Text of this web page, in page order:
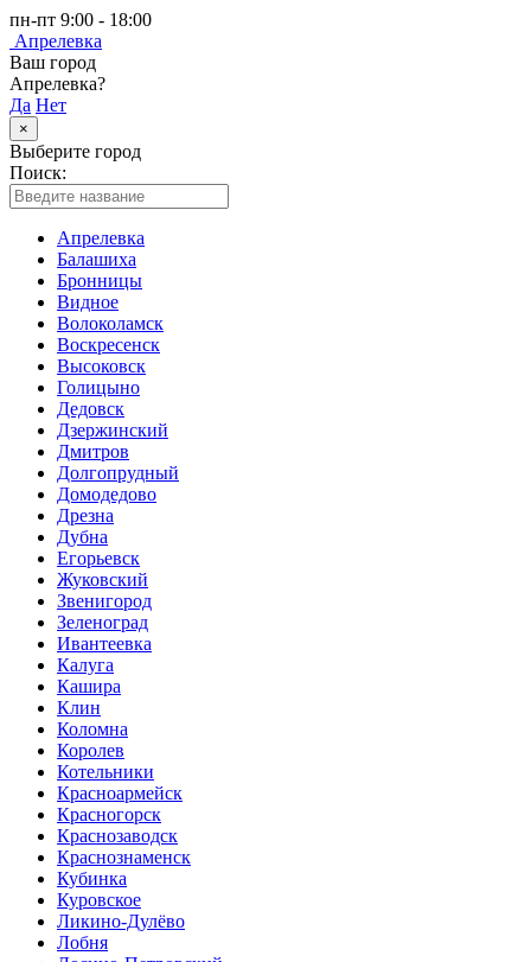
пн-пт 9:00 - 18:00
Апрелевка
Ваш город
Апрелевка?
Да Нет
×
Выберите город
Поиск:
Апрелевка
Балашиха
Бронницы
Видное
Волоколамск
Воскресенск
Высоковск
Голицыно
Дедовск
Дзержинский
Дмитров
Долгопрудный
Домодедово
Дрезна
Дубна
Егорьевск
Жуковский
Звенигород
Зеленоград
Ивантеевка
Калуга
Кашира
Клин
Коломна
Королев
Котельники
Красноармейск
Красногорск
Краснозаводск
Краснознаменск
Кубинка
Куровское
Ликино-Дулёво
Лобня